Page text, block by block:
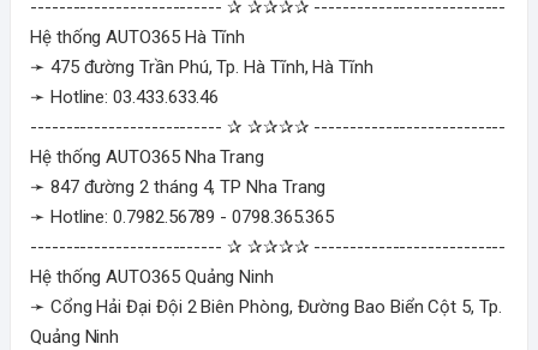
--------------------------- ✰ ✰✰✰✰ ---------------------------
Hệ thống AUTO365 Hà Tĩnh
➛ 475 đường Trần Phú, Tp. Hà Tĩnh, Hà Tĩnh
➛ Hotline: 03.433.633.46
--------------------------- ✰ ✰✰✰✰ ---------------------------
Hệ thống AUTO365 Nha Trang
➛ 847 đường 2 tháng 4, TP Nha Trang
➛ Hotline: 0.7982.56789 - 0798.365.365
--------------------------- ✰ ✰✰✰✰ ---------------------------
Hệ thống AUTO365 Quảng Ninh
➛ Cổng Hải Đại Đội 2 Biên Phòng, Đường Bao Biển Cột 5, Tp.
Quảng Ninh